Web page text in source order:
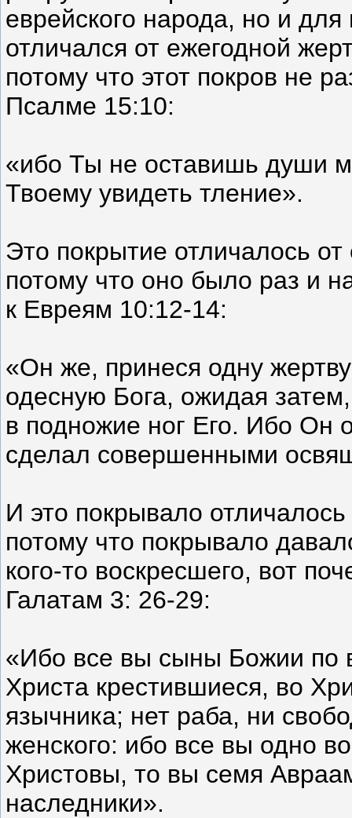
еврейского народа, но и для
отличался от ежегодной
потому что этот покров не
Псалме 15:10:
«ибо Ты не оставишь души
Твоему увидеть тление».
Это покрытие отличалось
потому что оно было раз и
к Евреям 10:12-14:
«Он же, принеся одну
одесную Бога, ожидая
в подножие ног Его. Ибо Он
сделал совершенными
И это покрывало
потому что покрывало
кого-то воскресшего, вот
Галатам 3: 26-29:
«Ибо все вы сыны Божии по
Христа крестившиеся, во
язычника; нет раба, ни
женского: ибо все вы одно
Христовы, то вы семя
наследники».